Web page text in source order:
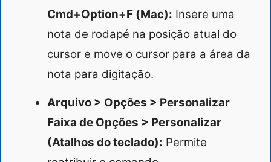
Cmd+Option+F (Mac): Insere uma
nota de rodapé na posição atual do
cursor e move o cursor para a área da
nota para digitação.
Arquivo > Opções > Personalizar
Faixa de Opções > Personalizar
(Atalhos do teclado): Permite